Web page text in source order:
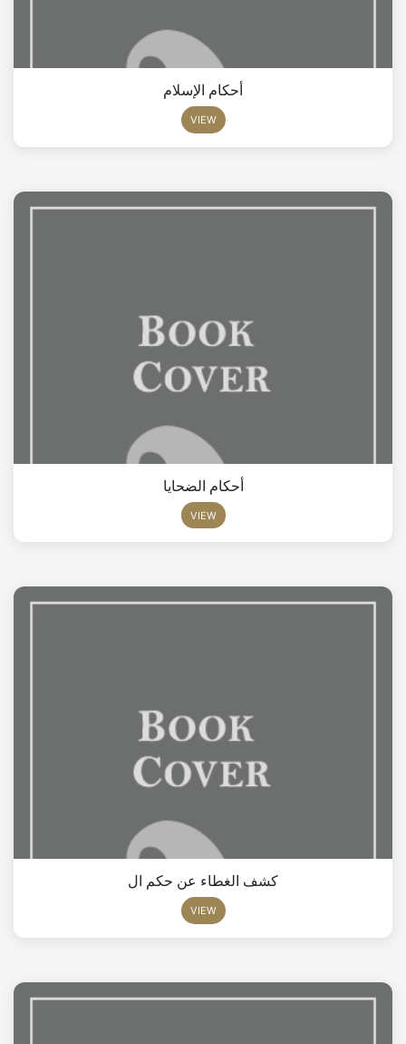
أحكام الإسلام
VIEW
أحكام الضحايا
VIEW
كشف الغطاء عن حكم ال
VIEW